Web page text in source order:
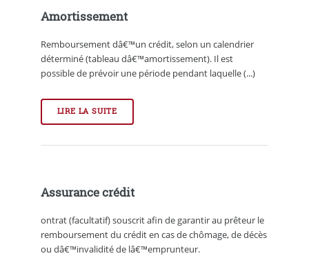
Amortissement
Remboursement dâ€™un crédit, selon un calendrier
déterminé (tableau dâ€™amortissement). Il est
possible de prévoir une période pendant laquelle (...)
LIRE LA SUITE
Assurance crédit
ontrat (facultatif) souscrit afin de garantir au prêteur le
remboursement du crédit en cas de chômage, de décès
ou dâ€™invalidité de lâ€™emprunteur.